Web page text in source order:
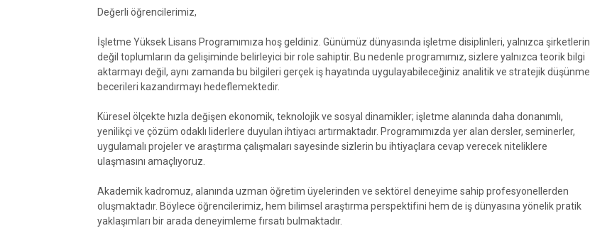
Değerli öğrencilerimiz,
İşletme Yüksek Lisans Programımıza hoş geldiniz. Günümüz dünyasında işletme disiplinleri, yalnızca şirketlerin
değil toplumların da gelişiminde belirleyici bir role sahiptir. Bu nedenle programımız, sizlere yalnızca teorik bilgi
aktarmayı değil, aynı zamanda bu bilgileri gerçek iş hayatında uygulayabileceğiniz analitik ve stratejik düşünme
becerileri kazandırmayı hedeflemektedir.
Küresel ölçekte hızla değişen ekonomik, teknolojik ve sosyal dinamikler; işletme alanında daha donanımlı,
yenilikçi ve çözüm odaklı liderlere duyulan ihtiyacı artırmaktadır. Programımızda yer alan dersler, seminerler,
uygulamalı projeler ve araştırma çalışmaları sayesinde sizlerin bu ihtiyaçlara cevap verecek niteliklere
ulaşmasını amaçlıyoruz.
Akademik kadromuz, alanında uzman öğretim üyelerinden ve sektörel deneyime sahip profesyonellerden
oluşmaktadır. Böylece öğrencilerimiz, hem bilimsel araştırma perspektifini hem de iş dünyasına yönelik pratik
yaklaşımları bir arada deneyimleme fırsatı bulmaktadır.